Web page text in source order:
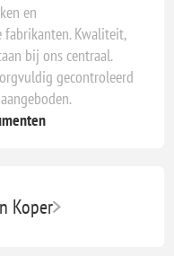
en
Kwaliteit,
bij ons centraal.
gecontroleerd
Koper